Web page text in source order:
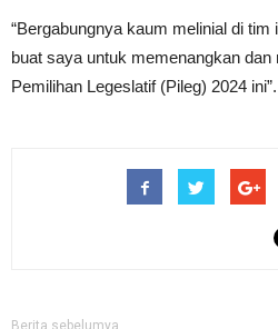
“Bergabungnya kaum melinial di
buat saya untuk memenangkan
Pemilihan Legeslatif (Pileg) 2024
Berita sebelumya